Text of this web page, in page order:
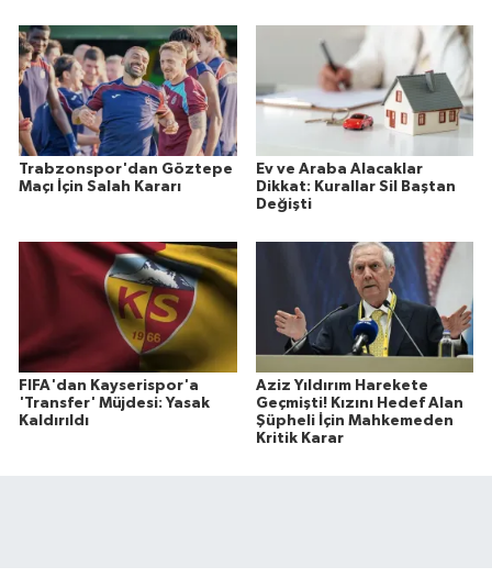
Trabzonspor'dan Göztepe
Maçı İçin Salah Kararı
Ev ve Araba Alacaklar
Dikkat: Kurallar Sil Baştan
Değişti
FIFA'dan Kayserispor'a
'Transfer' Müjdesi: Yasak
Kaldırıldı
Aziz Yıldırım Harekete
Geçmişti! Kızını Hedef Alan
Şüpheli İçin Mahkemeden
Kritik Karar